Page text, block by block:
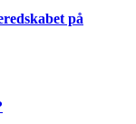
på